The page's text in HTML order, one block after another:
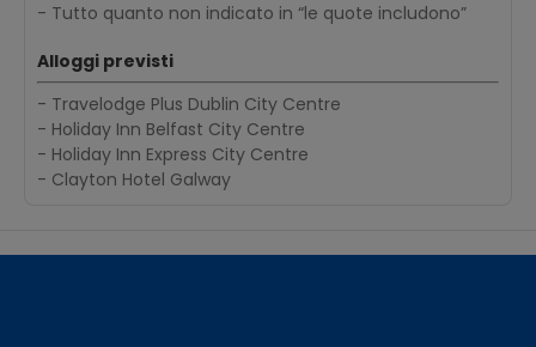
- Tutto quanto non indicato in “le quote includono”
Alloggi previsti
- Travelodge Plus Dublin City Centre
- Holiday Inn Belfast City Centre
- Holiday Inn Express City Centre
- Clayton Hotel Galway